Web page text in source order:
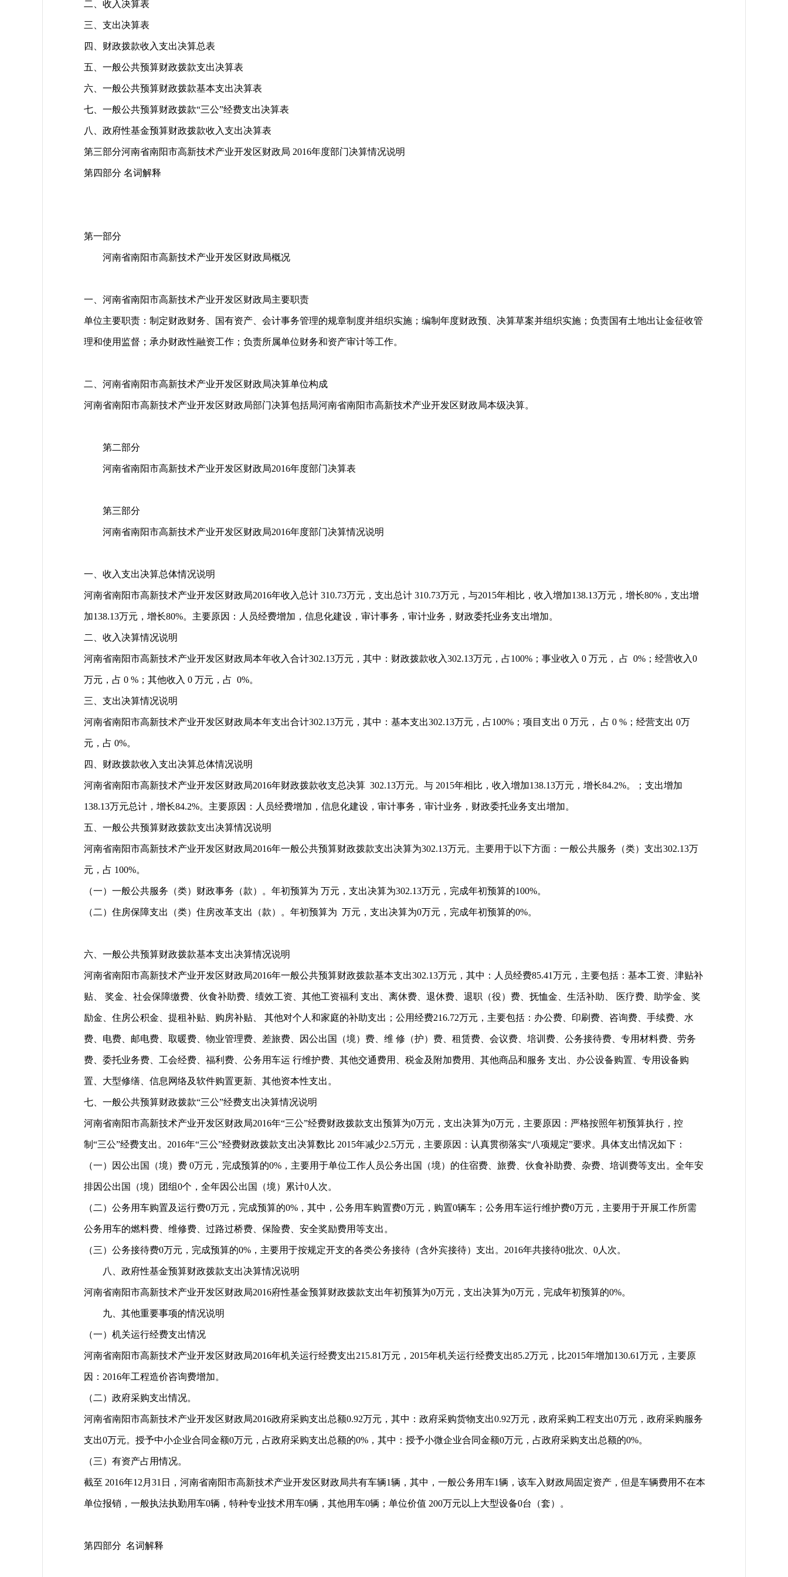
二、收入决算表
三、支出决算表
四、财政拨款收入支出决算总表
五、一般公共预算财政拨款支出决算表
六、一般公共预算财政拨款基本支出决算表
七、一般公共预算财政拨款“三公”经费支出决算表
八、政府性基金预算财政拨款收入支出决算表
第三部分河南省南阳市高新技术产业开发区财政局 2016年度部门决算情况说明
第四部分 名词解释
第一部分
河南省南阳市高新技术产业开发区财政局概况
一、河南省南阳市高新技术产业开发区财政局主要职责
单位主要职责：制定财政财务、国有资产、会计事务管理的规章制度并组织实施；编制年度财政预、决算草案并组织实施；负责国有土地出让金征收管
理和使用监督；承办财政性融资工作；负责所属单位财务和资产审计等工作。
二、河南省南阳市高新技术产业开发区财政局决算单位构成
河南省南阳市高新技术产业开发区财政局部门决算包括局河南省南阳市高新技术产业开发区财政局本级决算。
第二部分
河南省南阳市高新技术产业开发区财政局2016年度部门决算表
第三部分
河南省南阳市高新技术产业开发区财政局2016年度部门决算情况说明
一、收入支出决算总体情况说明
河南省南阳市高新技术产业开发区财政局2016年收入总计 310.73万元，支出总计 310.73万元，与2015年相比，收入增加138.13万元，增长80%，支出增
加138.13万元，增长80%。主要原因：人员经费增加，信息化建设，审计事务，审计业务，财政委托业务支出增加。
二、收入决算情况说明
河南省南阳市高新技术产业开发区财政局本年收入合计302.13万元，其中：财政拨款收入302.13万元，占100%；事业收入 0 万元， 占 0%；经营收入0
万元，占 0 %；其他收入 0 万元，占 0%。
三、支出决算情况说明
河南省南阳市高新技术产业开发区财政局本年支出合计302.13万元，其中：基本支出302.13万元，占100%；项目支出 0 万元， 占 0 %；经营支出 0万
元，占 0%。
四、财政拨款收入支出决算总体情况说明
河南省南阳市高新技术产业开发区财政局2016年财政拨款收支总决算 302.13万元。与 2015年相比，收入增加138.13万元，增长84.2%。；支出增加
138.13万元总计，增长84.2%。主要原因：人员经费增加，信息化建设，审计事务，审计业务，财政委托业务支出增加。
五、一般公共预算财政拨款支出决算情况说明
河南省南阳市高新技术产业开发区财政局2016年一般公共预算财政拨款支出决算为302.13万元。主要用于以下方面：一般公共服务（类）支出302.13万
元，占 100%。
（一）一般公共服务（类）财政事务（款）。年初预算为 万元，支出决算为302.13万元，完成年初预算的100%。
（二）住房保障支出（类）住房改革支出（款）。年初预算为 万元，支出决算为0万元，完成年初预算的0%。
六、一般公共预算财政拨款基本支出决算情况说明
河南省南阳市高新技术产业开发区财政局2016年一般公共预算财政拨款基本支出302.13万元，其中：人员经费85.41万元，主要包括：基本工资、津贴补
贴、 奖金、社会保障缴费、伙食补助费、绩效工资、其他工资福利 支出、离休费、退休费、退职（役）费、抚恤金、生活补助、 医疗费、助学金、奖
励金、住房公积金、提租补贴、购房补贴、 其他对个人和家庭的补助支出；公用经费216.72万元，主要包括：办公费、印刷费、咨询费、手续费、水
费、电费、邮电费、取暖费、物业管理费、差旅费、因公出国（境）费、维 修（护）费、租赁费、会议费、培训费、公务接待费、专用材料费、劳务
费、委托业务费、工会经费、福利费、公务用车运 行维护费、其他交通费用、税金及附加费用、其他商品和服务 支出、办公设备购置、专用设备购
置、大型修缮、信息网络及软件购置更新、其他资本性支出。
七、一般公共预算财政拨款“三公”经费支出决算情况说明
河南省南阳市高新技术产业开发区财政局2016年“三公”经费财政拨款支出预算为0万元，支出决算为0万元，主要原因：严格按照年初预算执行，控
制“三公”经费支出。2016年“三公”经费财政拨款支出决算数比 2015年减少2.5万元，主要原因：认真贯彻落实“八项规定”要求。具体支出情况如下：
（一）因公出国（境）费 0万元，完成预算的0%，主要用于单位工作人员公务出国（境）的住宿费、旅费、伙食补助费、杂费、培训费等支出。全年安
排因公出国（境）团组0个，全年因公出国（境）累计0人次。
（二）公务用车购置及运行费0万元，完成预算的0%，其中，公务用车购置费0万元，购置0辆车；公务用车运行维护费0万元，主要用于开展工作所需
公务用车的燃料费、维修费、过路过桥费、保险费、安全奖励费用等支出。
（三）公务接待费0万元，完成预算的0%，主要用于按规定开支的各类公务接待（含外宾接待）支出。2016年共接待0批次、0人次。
八、政府性基金预算财政拨款支出决算情况说明
河南省南阳市高新技术产业开发区财政局2016府性基金预算财政拨款支出年初预算为0万元，支出决算为0万元，完成年初预算的0%。
九、其他重要事项的情况说明
（一）机关运行经费支出情况
河南省南阳市高新技术产业开发区财政局2016年机关运行经费支出215.81万元，2015年机关运行经费支出85.2万元，比2015年增加130.61万元，主要原
因：2016年工程造价咨询费增加。
（二）政府采购支出情况。
河南省南阳市高新技术产业开发区财政局2016政府采购支出总额0.92万元，其中：政府采购货物支出0.92万元，政府采购工程支出0万元，政府采购服务
支出0万元。授予中小企业合同金额0万元，占政府采购支出总额的0%，其中：授予小微企业合同金额0万元，占政府采购支出总额的0%。
（三）有资产占用情况。
截至 2016年12月31日，河南省南阳市高新技术产业开发区财政局共有车辆1辆，其中，一般公务用车1辆，该车入财政局固定资产，但是车辆费用不在本
单位报销，一般执法执勤用车0辆，特种专业技术用车0辆，其他用车0辆；单位价值 200万元以上大型设备0台（套）。
第四部分 名词解释